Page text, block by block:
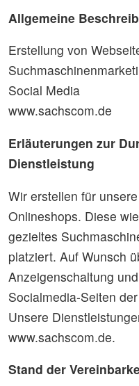
Allgemeine
Erstellung von
Social Media
www.sachscom.de
Erläuterungen zur
Dienstleistung
Wir erstellen für
Onlineshops. Diese
gezieltes
platziert. Auf Wunsch
Anzeigenschaltung
Socialmedia-Seiten
Unsere
www.sachscom.de.
Stand der